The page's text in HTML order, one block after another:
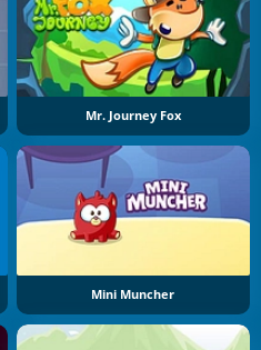
Mr. Journey Fox
Mini Muncher